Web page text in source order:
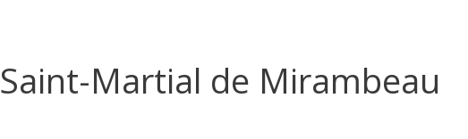
Saint-Martial de Mirambeau